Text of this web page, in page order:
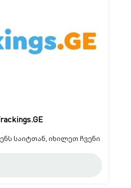
საიტთან, იხილეთ ჩვენი